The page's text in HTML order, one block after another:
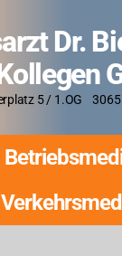
Dr.
5 / 1.OG